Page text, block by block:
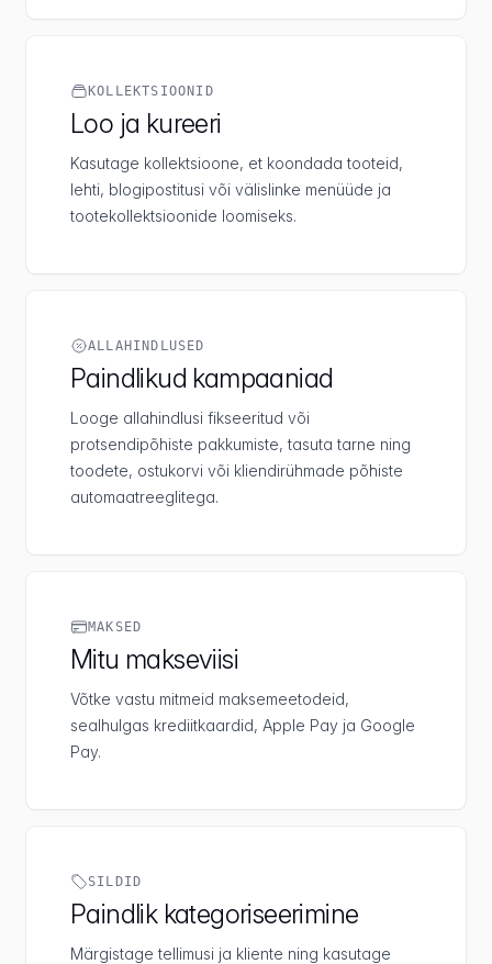
KOLLEKTSIOONID
Loo ja kureeri
Kasutage kollektsioone, et koondada tooteid,
lehti, blogipostitusi või välislinke menüüde ja
tootekollektsioonide loomiseks.
ALLAHINDLUSED
Paindlikud kampaaniad
Looge allahindlusi fikseeritud või
protsendipõhiste pakkumiste, tasuta tarne ning
toodete, ostukorvi või kliendirühmade põhiste
automaatreeglitega.
MAKSED
Mitu makseviisi
Võtke vastu mitmeid maksemeetodeid,
sealhulgas krediitkaardid, Apple Pay ja Google
Pay.
SILDID
Paindlik kategoriseerimine
Märgistage tellimusi ja kliente ning kasutage